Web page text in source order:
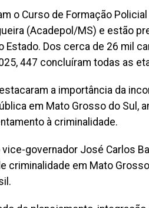
o Curso de Formação
(Acadepol/MS) e estão
Dos cerca de 26 mil
447 concluíram todas as
a importância da
em Mato Grosso do Sul,
à criminalidade.
governador José Carlos
em Mato